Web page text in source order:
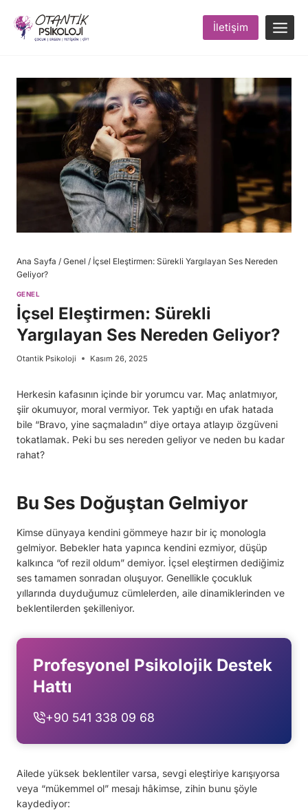
content
İletişim
Ana Sayfa / Genel / İçsel Eleştirmen: Sürekli Yargılayan Ses Nereden
Geliyor?
GENEL
İçsel Eleştirmen: Sürekli
Yargılayan Ses Nereden Geliyor?
Otantik Psikoloji Kasım 26, 2025
Herkesin kafasının içinde bir yorumcu var. Maç anlatmıyor,
şiir okumuyor, moral vermiyor. Tek yaptığı en ufak hatada
bile “Bravo, yine saçmaladın” diye ortaya atlayıp özgüveni
tokatlamak. Peki bu ses nereden geliyor ve neden bu kadar
rahat?
Bu Ses Doğuştan Gelmiyor
Kimse dünyaya kendini gömmeye hazır bir iç monologla
gelmiyor. Bebekler hata yapınca kendini ezmiyor, düşüp
kalkınca “of rezil oldum” demiyor. İçsel eleştirmen dediğimiz
ses tamamen sonradan oluşuyor. Genellikle çocukluk
yıllarında duyduğumuz cümlelerden, aile dinamiklerinden ve
beklentilerden şekilleniyor.
Profesyonel Psikolojik Destek
Hattı
+90 541 338 09 68
Ailede yüksek beklentiler varsa, sevgi eleştiriye karışıyorsa
veya “mükemmel ol” mesajı hâkimse, zihin bunu şöyle
kaydediyor: